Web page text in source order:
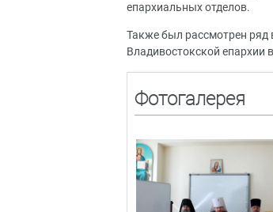
епархиальных отделов.
Также был рассмотрен ряд
Владивостокской епархии
Фотогалерея